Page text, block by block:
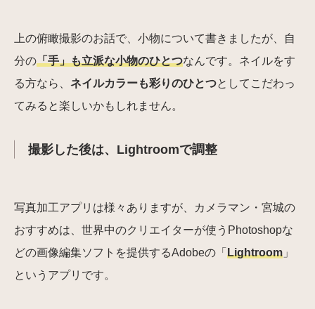
上の俯瞰撮影のお話で、小物について書きましたが、自
分の「手」も立派な小物のひとつなんです。ネイルをす
る方なら、 ネイルカラーも彩りのひとつとしてこだわっ
てみると楽しいかもしれません。
撮影した後は、Lightroomで調整
写真加工アプリは様々ありますが、カメラマン・宮城の
おすすめは、世界中のクリエイターが使うPhotoshopな
どの画像編集ソフトを提供するAdobeの「 Lightroom 」
というアプリです。